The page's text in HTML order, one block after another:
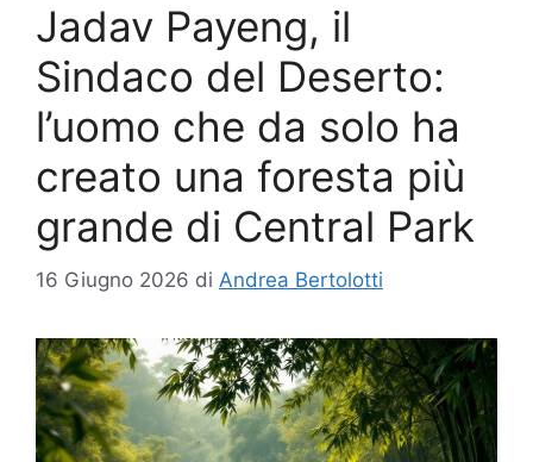
Jadav Payeng, il
Sindaco del Deserto:
l’uomo che da solo ha
creato una foresta più
grande di Central Park
16 Giugno 2026 di Andrea Bertolotti